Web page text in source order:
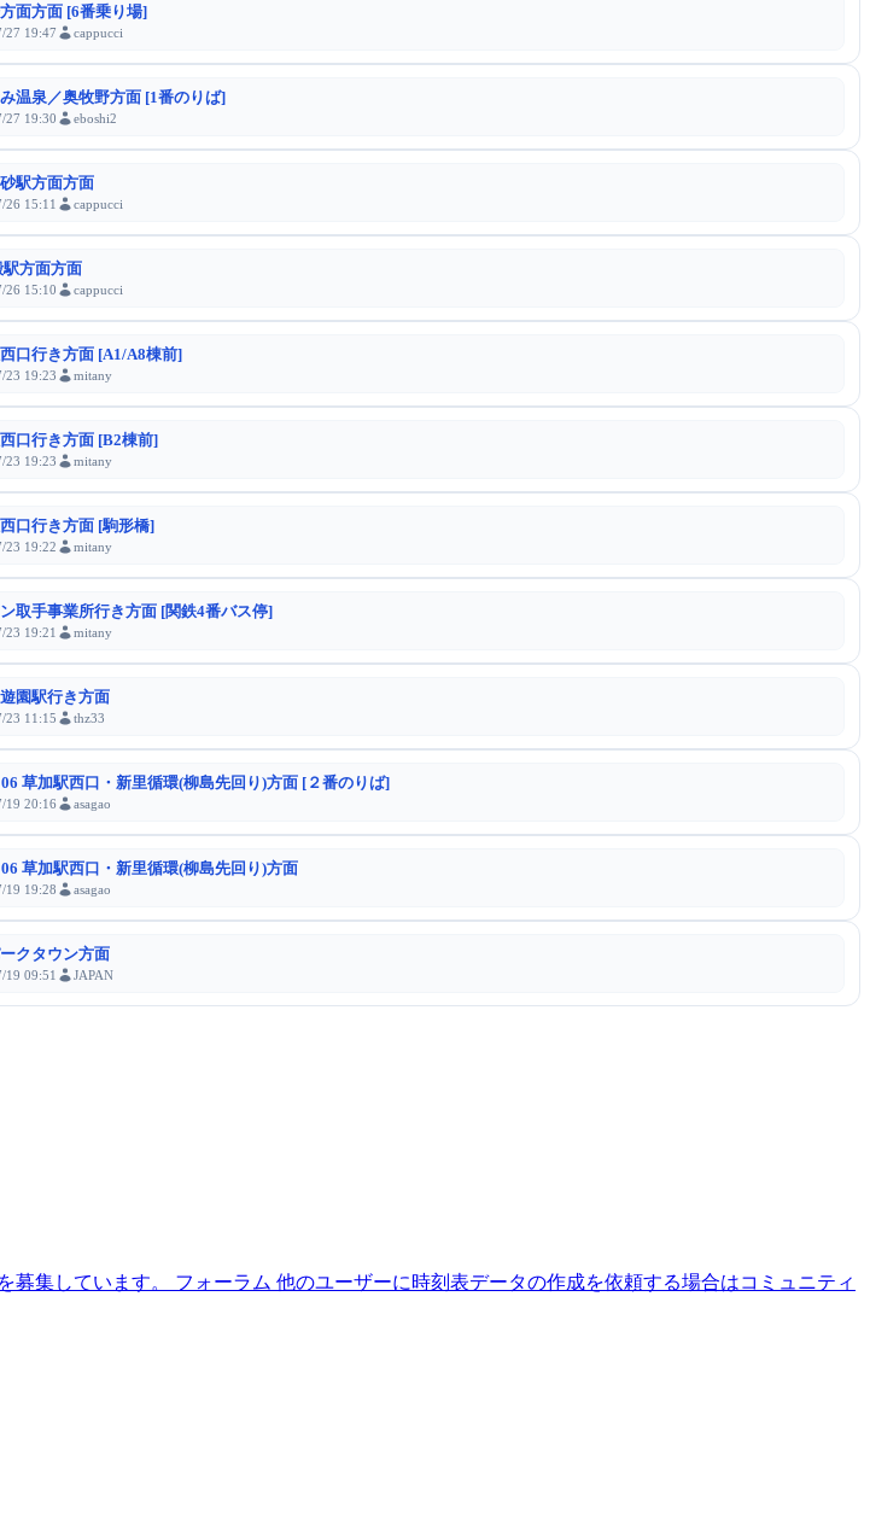
面方面 [6番乗り場]
27 19:47 cappucci
温泉／奥牧野方面 [1番のりば]
27 19:30 eboshi2
駅方面方面
26 15:11 cappucci
方面方面
26 15:10 cappucci
口行き方面 [A1/A8棟前]
23 19:23 mitany
口行き方面 [B2棟前]
23 19:23 mitany
口行き方面 [駒形橋]
23 19:22 mitany
取手事業所行き方面 [関鉄4番バス停]
23 19:21 mitany
園駅行き方面
23 11:15 thz33
草加駅西口・新里循環(柳島先回り)方面 [２番のりば]
19 20:16 asagao
草加駅西口・新里循環(柳島先回り)方面
19 19:28 asagao
クタウン方面
19 09:51 JAPAN
募集しています。 フォーラム 他のユーザーに時刻表データの作成を依頼する場合はコミュニティ